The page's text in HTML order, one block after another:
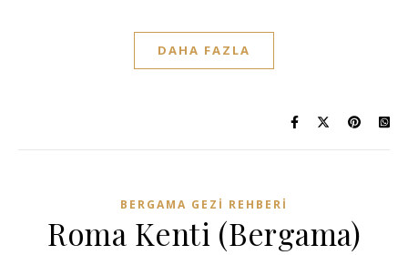
DAHA FAZLA
BERGAMA GEZI REHBERI
Roma Kenti (Bergama)